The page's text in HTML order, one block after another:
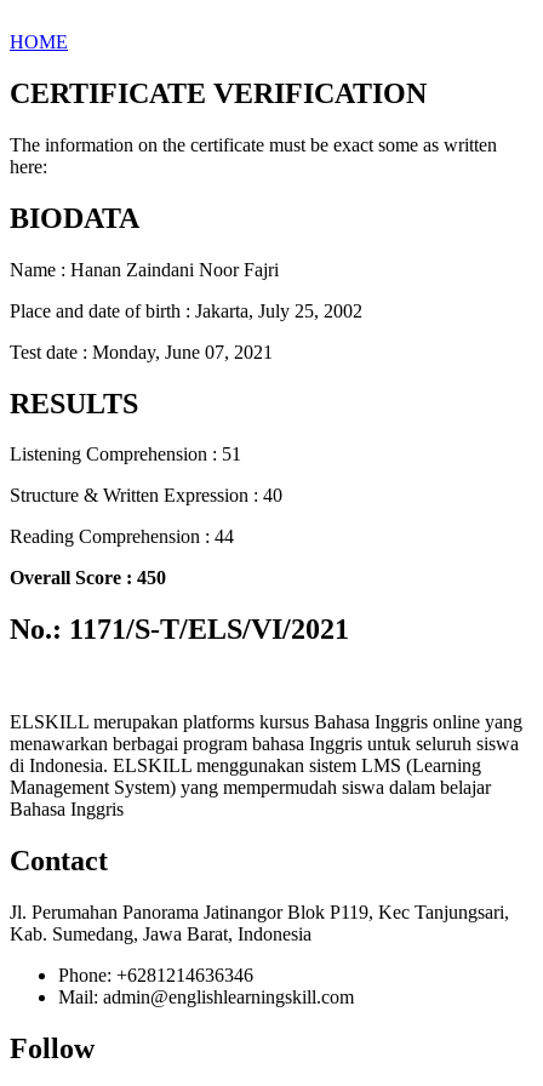
HOME
CERTIFICATE VERIFICATION
The information on the certificate must be exact some as written
here:
BIODATA
Name : Hanan Zaindani Noor Fajri
Place and date of birth : Jakarta, July 25, 2002
Test date : Monday, June 07, 2021
RESULTS
Listening Comprehension : 51
Structure & Written Expression : 40
Reading Comprehension : 44
Overall Score : 450
No.: 1171/S-T/ELS/VI/2021
ELSKILL merupakan platforms kursus Bahasa Inggris online yang
menawarkan berbagai program bahasa Inggris untuk seluruh siswa
di Indonesia. ELSKILL menggunakan sistem LMS (Learning
Management System) yang mempermudah siswa dalam belajar
Bahasa Inggris
Contact
Jl. Perumahan Panorama Jatinangor Blok P119, Kec Tanjungsari,
Kab. Sumedang, Jawa Barat, Indonesia
Phone: +6281214636346
Mail: admin@englishlearningskill.com
Follow